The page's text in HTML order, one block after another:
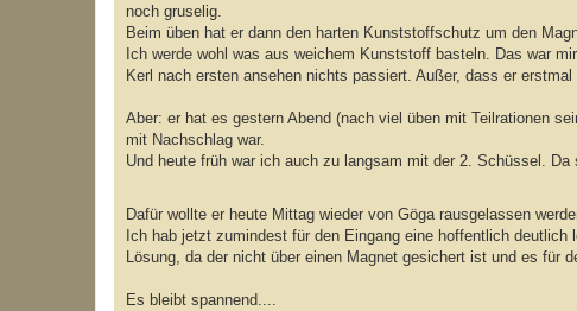
noch gruselig.
Beim üben hat er dann den harten Kunststoffschutz um den
Ich werde wohl was aus weichem Kunststoff basteln. Das war
Kerl nach ersten ansehen nichts passiert. Außer, dass er erstmal
Aber: er hat es gestern Abend (nach viel üben mit Teilrationen
mit Nachschlag war.
Und heute früh war ich auch zu langsam mit der 2. Schüssel.
Dafür wollte er heute Mittag wieder von Göga rausgelassen
Ich hab jetzt zumindest für den Eingang eine hoffentlich
Lösung, da der nicht über einen Magnet gesichert ist und es für
Es bleibt spannend....